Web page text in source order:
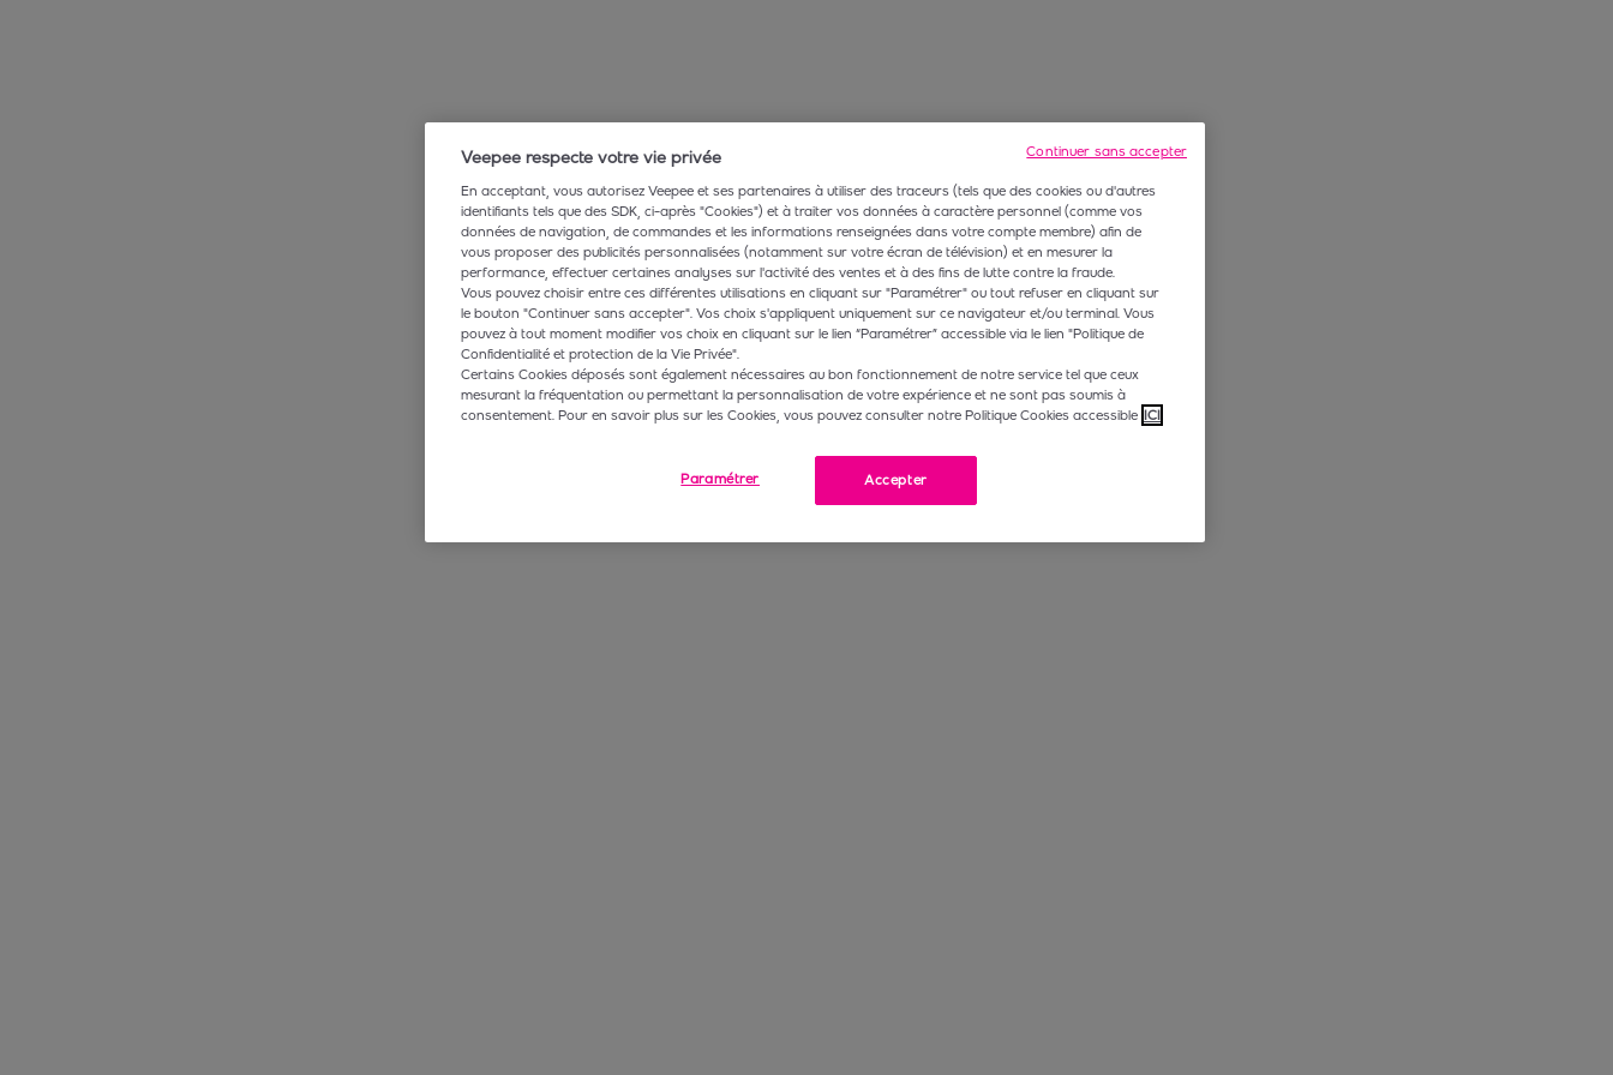
Veepee respecte votre vie privée
En acceptant, vous autorisez Veepee et ses partenaires à utiliser des traceurs (tels que des cookies ou d'autres
identifiants tels que des SDK, ci-après "Cookies") et à traiter vos données à caractère personnel (comme vos
données de navigation, de commandes et les informations renseignées dans votre compte membre) afin de
vous proposer des publicités personnalisées (notamment sur votre écran de télévision) et en mesurer la
performance, effectuer certaines analyses sur l'activité des ventes et à des fins de lutte contre la fraude.
Vous pouvez choisir entre ces différentes utilisations en cliquant sur "Paramétrer" ou tout refuser en cliquant sur
le bouton "Continuer sans accepter". Vos choix s'appliquent uniquement sur ce navigateur et/ou terminal. Vous
pouvez à tout moment modifier vos choix en cliquant sur le lien “Paramétrer” accessible via le lien "Politique de
Confidentialité et protection de la Vie Privée".
Certains Cookies déposés sont également nécessaires au bon fonctionnement de notre service tel que ceux
mesurant la fréquentation ou permettant la personnalisation de votre expérience et ne sont pas soumis à
consentement. Pour en savoir plus sur les Cookies, vous pouvez consulter notre Politique Cookies accessible ICI
Accepter
Paramétrer
Continuer sans accepter